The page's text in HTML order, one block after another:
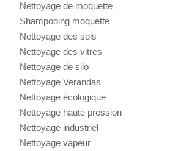
Nettoyage de moquette
Shampooing moquette
Nettoyage des sols
Nettoyage des vitres
Nettoyage de silo
Nettoyage Verandas
Nettoyage écologique
Nettoyage haute pression
Nettoyage industriel
Nettoyage vapeur